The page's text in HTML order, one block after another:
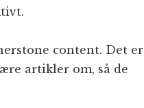
content. Det er
artikler om, så de